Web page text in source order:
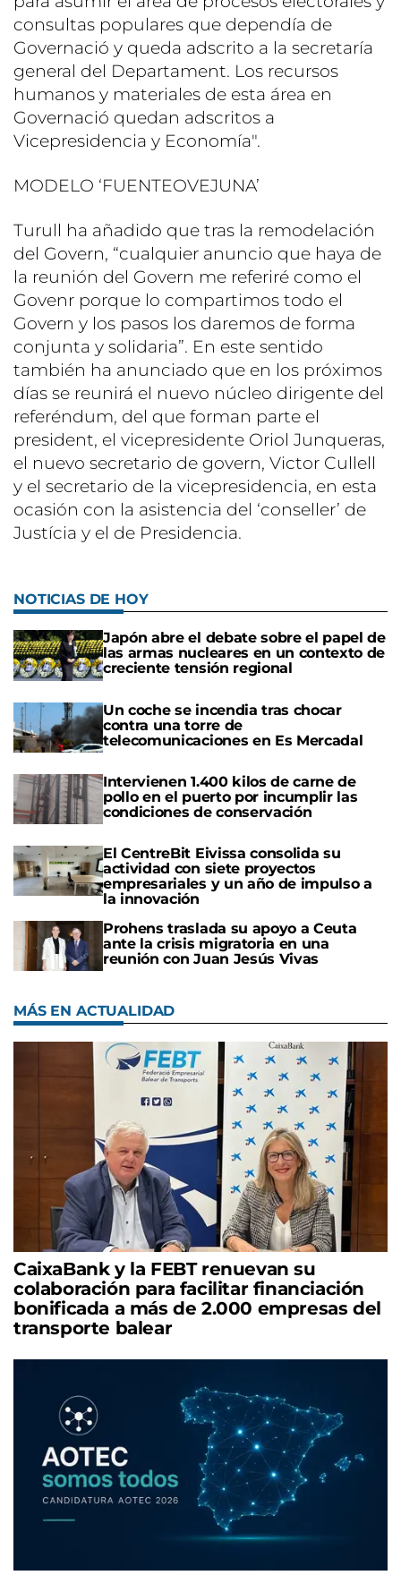
consultas populares que dependía de
Governació y queda adscrito a la secretaría
general del Departament. Los recursos
humanos y materiales de esta área en
Governació quedan adscritos a
Vicepresidencia y Economía".
MODELO ‘FUENTEOVEJUNA’
Turull ha añadido que tras la remodelación
del Govern, “cualquier anuncio que haya de
la reunión del Govern me referiré como el
Govenr porque lo compartimos todo el
Govern y los pasos los daremos de forma
conjunta y solidaria”. En este sentido
también ha anunciado que en los próximos
días se reunirá el nuevo núcleo dirigente del
referéndum, del que forman parte el
president, el vicepresidente Oriol Junqueras,
el nuevo secretario de govern, Victor Cullell
y el secretario de la vicepresidencia, en esta
ocasión con la asistencia del ‘conseller’ de
Justícia y el de Presidencia.
NOTICIAS DE HOY
Japón abre el debate sobre el papel de
las armas nucleares en un contexto de
creciente tensión regional
Un coche se incendia tras chocar
contra una torre de
telecomunicaciones en Es Mercadal
Intervienen 1.400 kilos de carne de
pollo en el puerto por incumplir las
condiciones de conservación
El CentreBit Eivissa consolida su
actividad con siete proyectos
empresariales y un año de impulso a
la innovación
Prohens traslada su apoyo a Ceuta
ante la crisis migratoria en una
reunión con Juan Jesús Vivas
MÁS EN ACTUALIDAD
CaixaBank y la FEBT renuevan su
colaboración para facilitar financiación
bonificada a más de 2.000 empresas del
transporte balear